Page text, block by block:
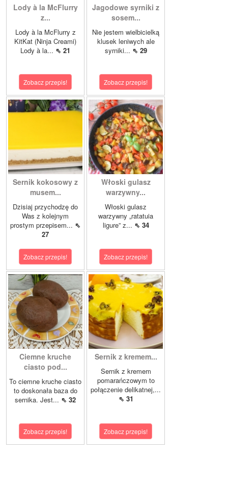
Lody à la McFlurry
z...
Lody à la McFlurry z
KitKat (Ninja Creami)
Lody à la... ⇖ 21
Zobacz przepis!
Jagodowe syrniki z
sosem...
Nie jestem wielbicielką
klusek leniwych ale
syrniki... ⇖ 29
Zobacz przepis!
Sernik kokosowy z
musem...
Dzisiaj przychodzę do
Was z kolejnym
prostym przepisem... ⇖
27
Zobacz przepis!
Włoski gulasz
warzywny...
Włoski gulasz
warzywny „ratatuia
ligure” z... ⇖ 34
Zobacz przepis!
Ciemne kruche
ciasto pod...
To ciemne kruche ciasto
to doskonała baza do
sernika. Jest... ⇖ 32
Zobacz przepis!
Sernik z kremem...
Sernik z kremem
pomarańczowym to
połączenie delikatnej,...
⇖ 31
Zobacz przepis!